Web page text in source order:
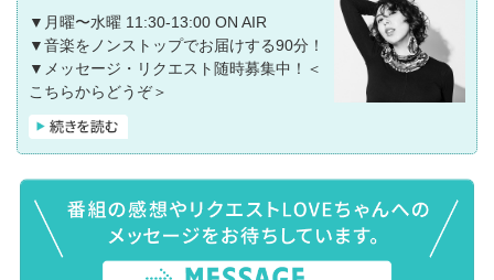
▼月曜〜水曜 11:30-13:00 ON AIR
▼音楽をノンストップでお届けする90分！
▼メッセージ・リクエスト随時募集中！ ＜
こちらからどうぞ＞
★★★「ALL-TIME BEST〜LUNCH TIME
POWER MUSIC〜supprted by Ginza Sony